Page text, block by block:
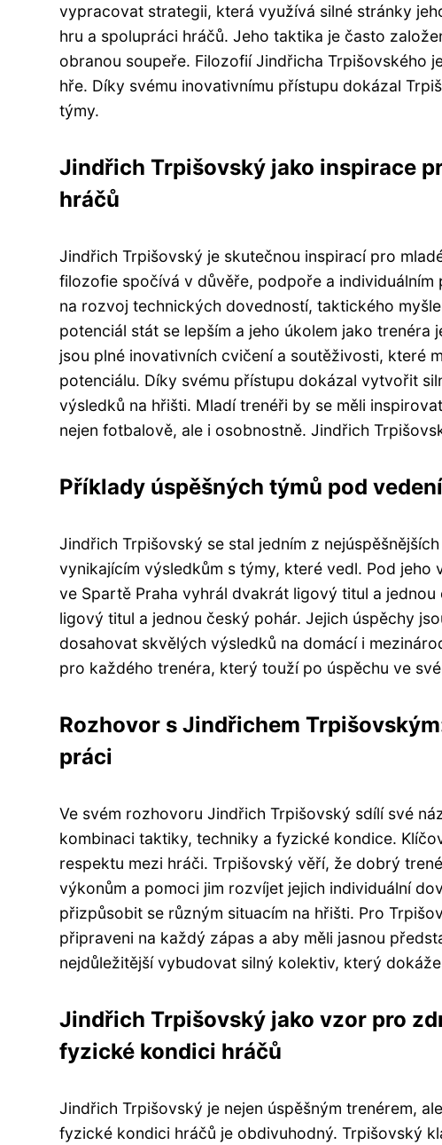
vypracovat strategii, která využívá silné stránky
hru a spolupráci hráčů. Jeho taktika je často
obranou soupeře. Filozofií Jindřicha Trpišovského
hře. Díky svému inovativnímu přístupu dokázal
týmy.
Jindřich Trpišovský jako inspirace
hráčů
Jindřich Trpišovský je skutečnou inspirací pro
filozofie spočívá v důvěře, podpoře a
na rozvoj technických dovedností, taktického
potenciál stát se lepším a jeho úkolem jako
jsou plné inovativních cvičení a soutěživosti, které
potenciálu. Díky svému přístupu dokázal vytvořit
výsledků na hřišti. Mladí trenéři by se měli
nejen fotbalově, ale i osobnostně. Jindřich
Příklady úspěšných týmů pod
Jindřich Trpišovský se stal jedním z
vynikajícím výsledkům s týmy, které vedl. Pod
ve Spartě Praha vyhrál dvakrát ligový titul a
ligový titul a jednou český pohár. Jejich úspěchy
dosahovat skvělých výsledků na domácí i
pro každého trenéra, který touží po úspěchu ve
Rozhovor s Jindřichem
práci
Ve svém rozhovoru Jindřich Trpišovský sdílí své
kombinaci taktiky, techniky a fyzické kondice.
respektu mezi hráči. Trpišovský věří, že dobrý
výkonům a pomoci jim rozvíjet jejich individuální
přizpůsobit se různým situacím na hřišti. Pro
připraveni na každý zápas a aby měli jasnou
nejdůležitější vybudovat silný kolektiv, který
Jindřich Trpišovský jako vzor pro
fyzické kondici hráčů
Jindřich Trpišovský je nejen úspěšným trenérem,
fyzické kondici hráčů je obdivuhodný. Trpišovský